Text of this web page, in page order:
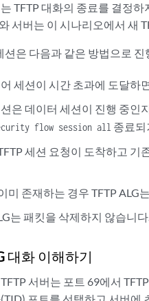
TFTP 대화의 종료를 결정
서버는 이 시나리오에서 새
션은 다음과 같은 방법으로
세션이 시간 초과에 도달하
은 데이터 세션이 진행 중인
flow session all 종료되
세션 요청이 도착하고 기
미 존재하는 경우 TFTP ALG
는 패킷을 삭제하지 않습니
대화 이해하기
서버는 포트 69에서